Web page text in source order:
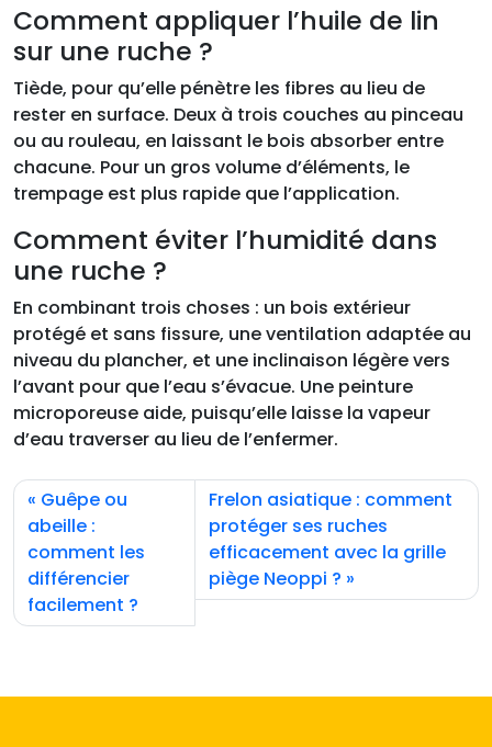
Comment appliquer l’huile de lin
sur une ruche ?
Tiède, pour qu’elle pénètre les fibres au lieu de
rester en surface. Deux à trois couches au pinceau
ou au rouleau, en laissant le bois absorber entre
chacune. Pour un gros volume d’éléments, le
trempage est plus rapide que l’application.
Comment éviter l’humidité dans
une ruche ?
En combinant trois choses : un bois extérieur
protégé et sans fissure, une ventilation adaptée au
niveau du plancher, et une inclinaison légère vers
l’avant pour que l’eau s’évacue. Une peinture
microporeuse aide, puisqu’elle laisse la vapeur
d’eau traverser au lieu de l’enfermer.
Guêpe ou
abeille :
comment les
différencier
facilement ?
Frelon asiatique : comment
protéger ses ruches
efficacement avec la grille
piège Neoppi ?